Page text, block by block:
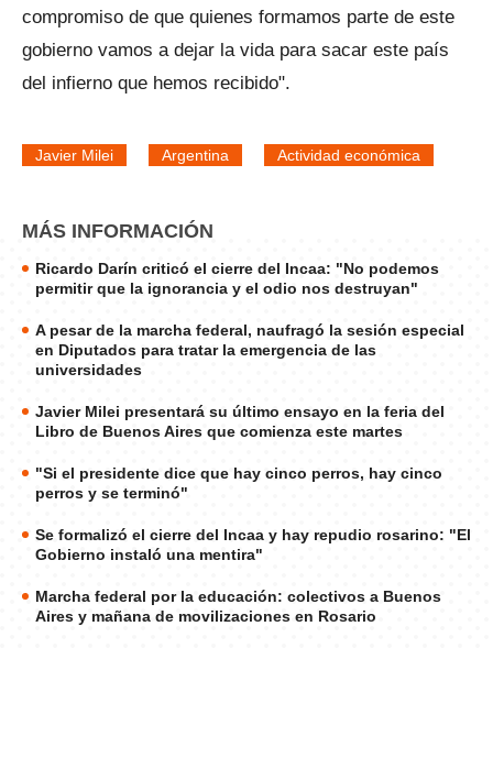
compromiso de que quienes formamos parte de este
gobierno vamos a dejar la vida para sacar este país
del infierno que hemos recibido".
Javier Milei Argentina Actividad económica
MÁS INFORMACIÓN
Ricardo Darín criticó el cierre del Incaa: "No podemos
permitir que la ignorancia y el odio nos destruyan"
A pesar de la marcha federal, naufragó la sesión especial
en Diputados para tratar la emergencia de las
universidades
Javier Milei presentará su último ensayo en la feria del
Libro de Buenos Aires que comienza este martes
"Si el presidente dice que hay cinco perros, hay cinco
perros y se terminó"
Se formalizó el cierre del Incaa y hay repudio rosarino: "El
Gobierno instaló una mentira"
Marcha federal por la educación: colectivos a Buenos
Aires y mañana de movilizaciones en Rosario